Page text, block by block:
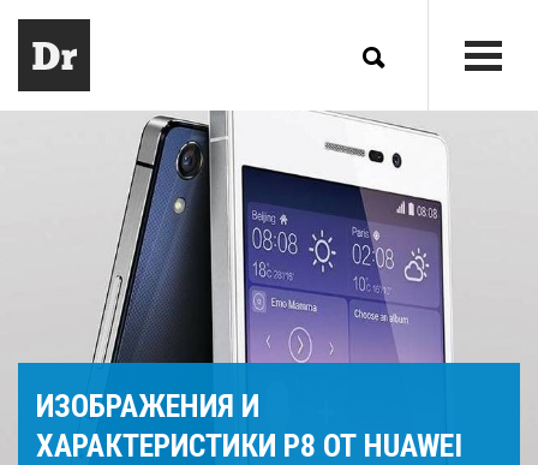
ИЗОБРАЖЕНИЯ И
ХАРАКТЕРИСТИКИ P8 ОТ HUAWEI